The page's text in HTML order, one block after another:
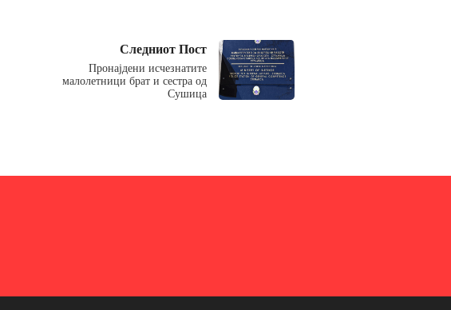
Следниот Пост
Пронајдени исчезнатите
малолетници брат и сестра од
Сушица